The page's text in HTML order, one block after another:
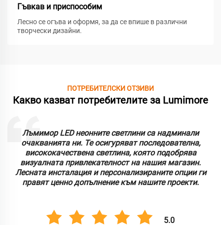
Гъвкав и приспособим
Лесно се огъва и оформя, за да се впише в различни
творчески дизайни.
ПОТРЕБИТЕЛСКИ ОТЗИВИ
Какво казват потребителите за Lumimore
Лъмимор LED неонните светлини са надминали
очакванията ни. Те осигуряват последователна,
висококачествена светлина, която подобрява
визуалната привлекателност на нашия магазин.
Лесната инсталация и персонализираните опции ги
правят ценно допълнение към нашите проекти.
5.0